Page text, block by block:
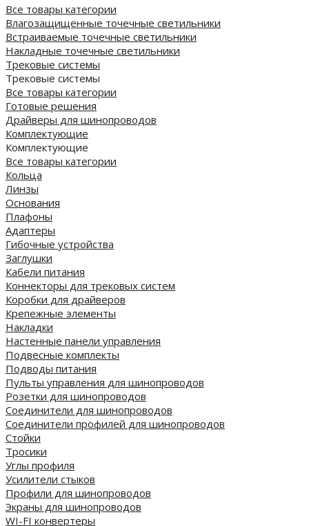
Все товары категории
Влагозащищенные точечные светильники
Встраиваемые точечные светильники
Накладные точечные светильники
Трековые системы
Трековые системы
Все товары категории
Готовые решения
Драйверы для шинопроводов
Комплектующие
Комплектующие
Все товары категории
Кольца
Линзы
Основания
Плафоны
Адаптеры
Гибочные устройства
Заглушки
Кабели питания
Коннекторы для трековых систем
Коробки для драйверов
Крепежные элементы
Накладки
Настенные панели управления
Подвесные комплекты
Подводы питания
Пульты управления для шинопроводов
Розетки для шинопроводов
Соединители для шинопроводов
Соединители профилей для шинопроводов
Стойки
Тросики
Углы профиля
Усилители стыков
Профили для шинопроводов
Экраны для шинопроводов
WI-FI конвертеры